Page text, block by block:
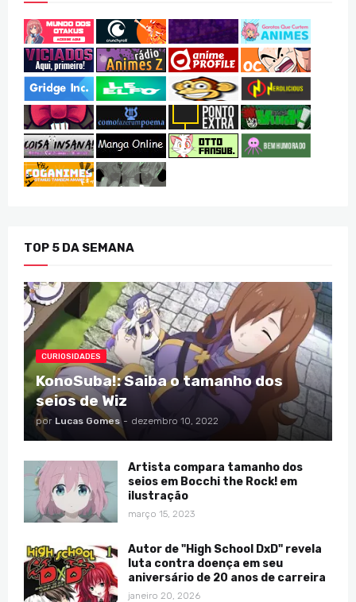
TOP 5 DA SEMANA
CURIOSIDADES
KonoSuba!: Saiba o tamanho dos
seios de Wiz
por Lucas Gomes - dezembro 10, 2022
Artista compara tamanho dos
seios em Bocchi the Rock! em
ilustração
março 15, 2023
Autor de "High School DxD" revela
luta contra doença em seu
aniversário de 20 anos de carreira
janeiro 20, 2026